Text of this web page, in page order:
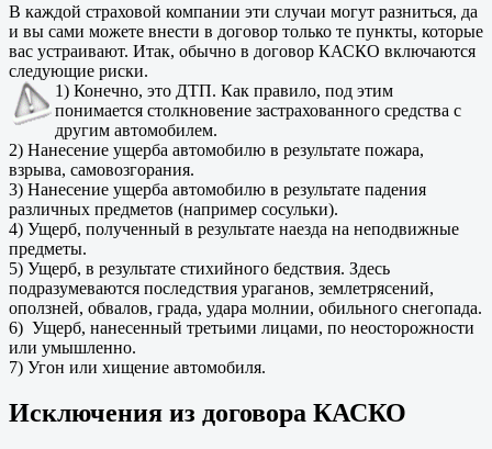
В каждой страховой компании эти случаи могут разниться, да
и вы сами можете внести в договор только те пункты, которые
вас устраивают. Итак, обычно в договор КАСКО включаются
следующие риски.
1) Конечно, это ДТП. Как правило, под этим
понимается столкновение застрахованного средства с
другим автомобилем.
2) Нанесение ущерба автомобилю в результате пожара,
взрыва, самовозгорания.
3) Нанесение ущерба автомобилю в результате падения
различных предметов (например сосульки).
4) Ущерб, полученный в результате наезда на неподвижные
предметы.
5) Ущерб, в результате стихийного бедствия. Здесь
подразумеваются последствия ураганов, землетрясений,
оползней, обвалов, града, удара молнии, обильного снегопада.
6) Ущерб, нанесенный третьими лицами, по неосторожности
или умышленно.
7) Угон или хищение автомобиля.
Исключения из договора КАСКО